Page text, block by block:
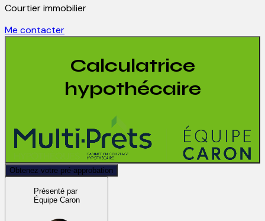
Courtier immobilier
Me contacter
Calculatrice
hypothécaire
Obtenez votre pré-approbation
Présenté par
Équipe Caron